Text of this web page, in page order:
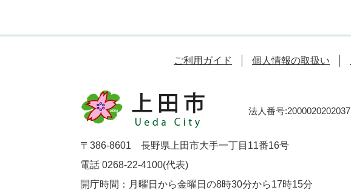
ご利用ガイド 個人情報の取扱い
法人番号:2000020202037
〒386-8601 長野県上田市大手一丁目11番16号
電話 0268-22-4100(代表)
開庁時間：月曜日から金曜日の8時30分から17時15分